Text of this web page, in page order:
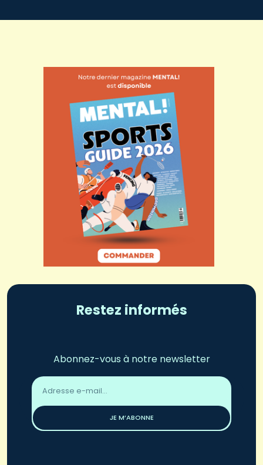
Restez informés
Abonnez-vous à notre newsletter
Adresse
email
JE M’ABONNE